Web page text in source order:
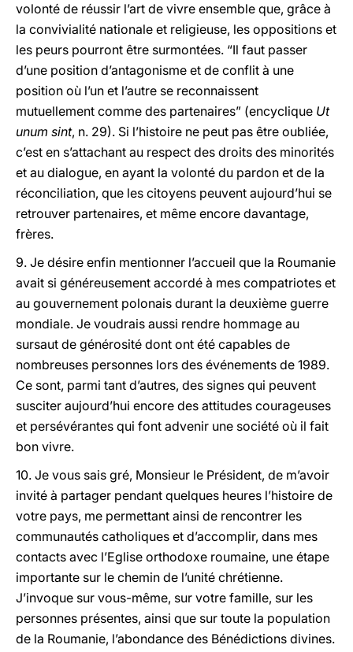
volonté de réussir l’art de vivre ensemble que, grâce à
la convivialité nationale et religieuse, les oppositions et
les peurs pourront être surmontées. “Il faut passer
d’une position d’antagonisme et de conflit à une
position où l’un et l’autre se reconnaissent
mutuellement comme des partenaires” (encyclique Ut
unum sint, n. 29). Si l’histoire ne peut pas être oubliée,
c’est en s’attachant au respect des droits des minorités
et au dialogue, en ayant la volonté du pardon et de la
réconciliation, que les citoyens peuvent aujourd’hui se
retrouver partenaires, et même encore davantage,
frères.
9. Je désire enfin mentionner l’accueil que la Roumanie
avait si généreusement accordé à mes compatriotes et
au gouvernement polonais durant la deuxième guerre
mondiale. Je voudrais aussi rendre hommage au
sursaut de générosité dont ont été capables de
nombreuses personnes lors des événements de 1989.
Ce sont, parmi tant d’autres, des signes qui peuvent
susciter aujourd’hui encore des attitudes courageuses
et persévérantes qui font advenir une société où il fait
bon vivre.
10. Je vous sais gré, Monsieur le Président, de m’avoir
invité à partager pendant quelques heures l’histoire de
votre pays, me permettant ainsi de rencontrer les
communautés catholiques et d’accomplir, dans mes
contacts avec l’Eglise orthodoxe roumaine, une étape
importante sur le chemin de l’unité chrétienne.
J’invoque sur vous-même, sur votre famille, sur les
personnes présentes, ainsi que sur toute la population
de la Roumanie, l’abondance des Bénédictions divines.